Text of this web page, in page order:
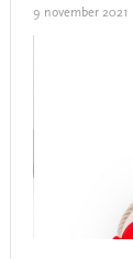
9 november 2021